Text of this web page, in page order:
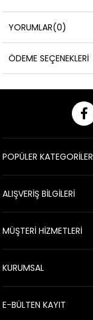
YORUMLAR(0)
ÖDEME SEÇENEKLERI
POPÜLER KATEGORİLER
ALIŞVERİŞ BİLGİLERİ
MÜŞTERİ HİZMETLERİ
KURUMSAL
E-BÜLTEN KAYIT